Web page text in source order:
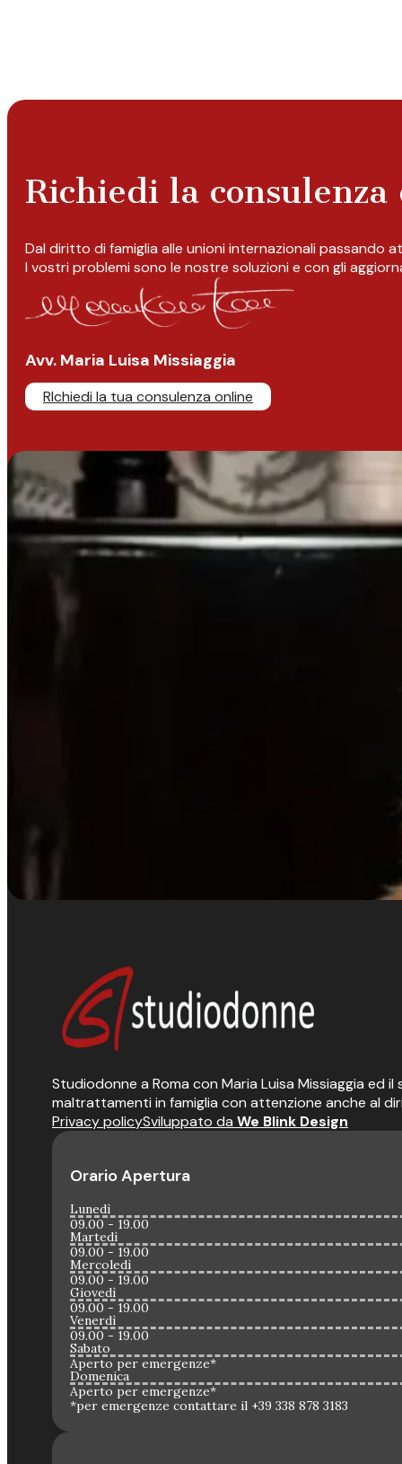
Richiedi la
Dal diritto di famiglia alle unioni internazionali passando
I vostri problemi sono le nostre soluzioni e con gli
Avv. Maria Luisa Missiaggia
RIchiedi la tua consulenza online
Studiodonne a Roma con Maria Luisa Missiaggia ed
maltrattamenti in famiglia con attenzione anche al
Privacy policySviluppato da We Blink Design
Orario Apertura
Lunedì
09.00 - 19.00
Martedì
09.00 - 19.00
Mercoledì
09.00 - 19.00
Giovedì
09.00 - 19.00
Venerdì
09.00 - 19.00
Sabato
Aperto per emergenze*
Domenica
Aperto per emergenze*
*per emergenze contattare il +39 338 878 3183